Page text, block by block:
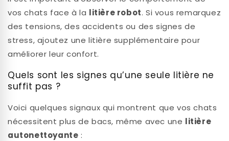
vos chats face à la litière robot. Si vous remarquez
des tensions, des accidents ou des signes de
stress, ajoutez une litière supplémentaire pour
améliorer leur confort.
Quels sont les signes qu’une seule litière ne
suffit pas ?
Voici quelques signaux qui montrent que vos chats
nécessitent plus de bacs, même avec une litière
autonettoyante :